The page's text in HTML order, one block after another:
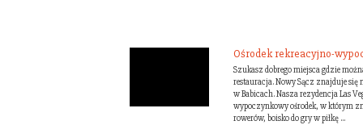
Ośrodek rekreacyjno-
Szukasz dobrego miejsca gdzie
restauracja. Nowy Sącz znajduje się
w Babicach. Nasza rezydencja Las
wypoczynkowy ośrodek, w którym
rowerów, boisko do gry w piłkę ...